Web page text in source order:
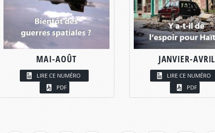
MAI-AOÛT
LIRE CE NUMÉRO
PDF
JANVIER-AVRIL
LIRE CE NUMÉRO
PDF